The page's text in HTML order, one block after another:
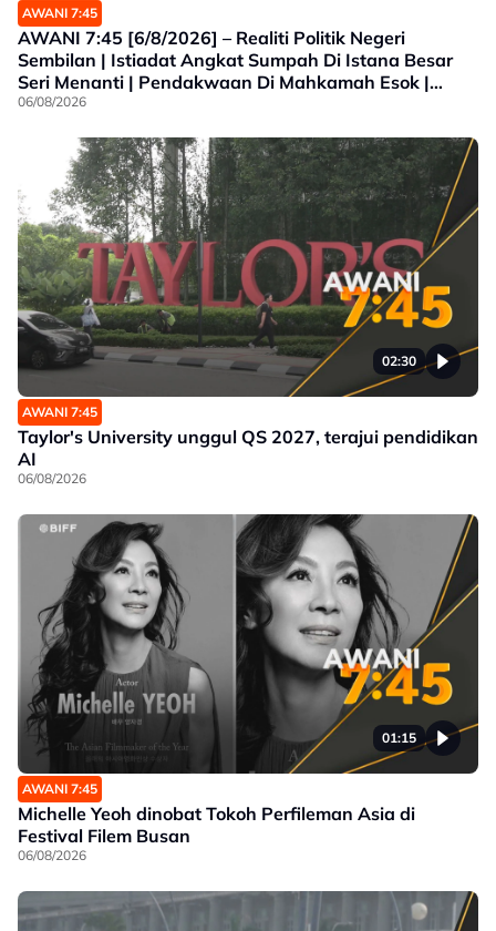
AWANI 7:45
AWANI 7:45 [6/8/2026] – Realiti Politik Negeri
Sembilan | Istiadat Angkat Sumpah Di Istana Besar
Seri Menanti | Pendakwaan Di Mahkamah Esok |
Festival Filem Antarabangsa Busan
06/08/2026
02:30
AWANI 7:45
Taylor's University unggul QS 2027, terajui pendidikan
AI
06/08/2026
01:15
AWANI 7:45
Michelle Yeoh dinobat Tokoh Perfileman Asia di
Festival Filem Busan
06/08/2026